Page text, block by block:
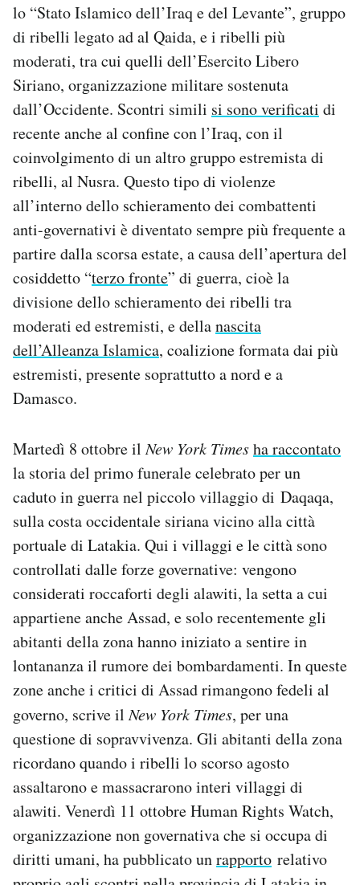
lo “Stato Islamico dell’Iraq e del Levante”, gruppo
di ribelli legato ad al Qaida, e i ribelli più
moderati, tra cui quelli dell’Esercito Libero
Siriano, organizzazione militare sostenuta
dall’Occidente. Scontri simili si sono verificati di
recente anche al confine con l’Iraq, con il
coinvolgimento di un altro gruppo estremista di
ribelli, al Nusra. Questo tipo di violenze
all’interno dello schieramento dei combattenti
anti-governativi è diventato sempre più frequente a
partire dalla scorsa estate, a causa dell’apertura del
cosiddetto “terzo fronte” di guerra, cioè la
divisione dello schieramento dei ribelli tra
moderati ed estremisti, e dellanascita
dell’Alleanza Islamica, coalizione formata dai più
estremisti, presente soprattutto a nord e a
Damasco.
Martedì 8 ottobre ilNew York Timesha raccontato
la storia del primo funerale celebrato per un
caduto in guerra nel piccolo villaggio di Daqaqa,
sulla costa occidentale siriana vicino alla città
portuale di Latakia. Qui i villaggi e le città sono
controllati dalle forze governative: vengono
considerati roccaforti degli alawiti, la setta a cui
appartiene anche Assad, e solo recentemente gli
abitanti della zona hanno iniziato a sentire in
lontananza il rumore dei bombardamenti. In queste
zone anche i critici di Assad rimangono fedeli al
governo, scrive ilNew York Times, per una
questione di sopravvivenza. Gli abitanti della zona
ricordano quando i ribelli lo scorso agosto
assaltarono e massacrarono interi villaggi di
alawiti. Venerdì 11 ottobre Human Rights Watch,
organizzazione non governativa che si occupa di
diritti umani, ha pubblicato unrapporto relativo